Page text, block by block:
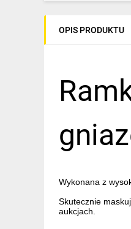
Pneumatyka
Klimatyzacja
Odzież ochronna i
Inne
OPIS PRODUKTU
Wykonana z
Skutecznie
aukcjach.